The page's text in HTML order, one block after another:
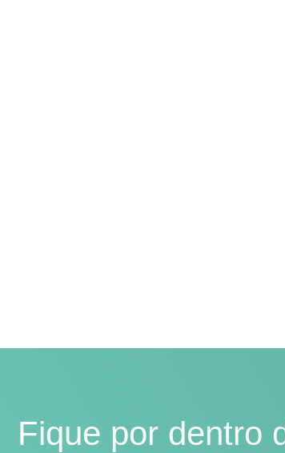
Fique por dentro